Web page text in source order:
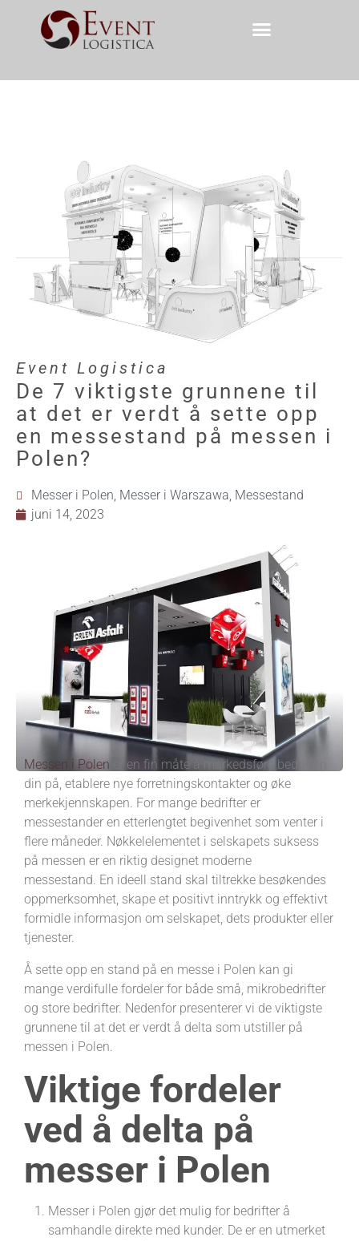
Event Logistica
De 7 viktigste grunnene til
at det er verdt å sette opp
en messestand på messen i
Polen?
Messer i Polen, Messer i Warszawa, Messestand
juni 14, 2023
Messen i Polen er en fin måte å markedsføre bedriften
din på, etablere nye forretningskontakter og øke
merkekjennskapen. For mange bedrifter er
messestander en etterlengtet begivenhet som venter i
flere måneder. Nøkkelelementet i selskapets suksess
på messen er en riktig designet moderne
messestand. En ideell stand skal tiltrekke besøkendes
oppmerksomhet, skape et positivt inntrykk og effektivt
formidle informasjon om selskapet, dets produkter eller
tjenester.
Å sette opp en stand på en messe i Polen kan gi
mange verdifulle fordeler for både små, mikrobedrifter
og store bedrifter. Nedenfor presenterer vi de viktigste
grunnene til at det er verdt å delta som utstiller på
messen i Polen.
Viktige fordeler
ved å delta på
messer i Polen
Messer i Polen gjør det mulig for bedrifter å
samhandle direkte med kunder. De er en utmerket